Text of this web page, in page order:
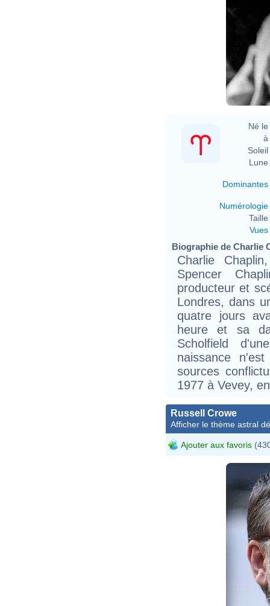
Né le
à
Soleil
Lune
Dominantes
Numérologie
Taille
Vues
Biographie de Charlie
Charlie
Spencer
producteur et
Londres, dans
quatre jours
heure et sa
Scholfield
naissance
sources
1977 à Vevey,
Russell Crowe
Afficher le thème astral
Ajouter aux favoris